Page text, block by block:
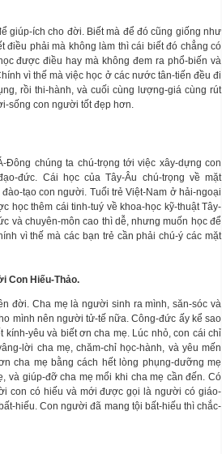
giúp-ích cho đời. Biết mà để đó cũng giống như
điều phải mà không làm thì cái biết đó chẳng có
được điều hay mà không đem ra phổ-biến và
vì thế mà việc học ở các nước tân-tiến đều đi
rồi thi-hành, và cuối cùng lượng-giá cùng rút
sống con người tốt đẹp hơn.
chúng ta chú-trọng tới việc xây-dựng con
đức. Cái học của Tây-Âu chú-trọng về mặt
tạo con người. Tuổi trẻ Việt-Nam ở hải-ngoại
học thêm cái tinh-tuý về khoa-học kỹ-thuật Tây-
và chuyên-môn cao thì dễ, nhưng muốn học để
vì thế mà các bạn trẻ cần phải chú-ý các mặt
Con Hiếu-Thảo.
đời. Cha mẹ là người sinh ra mình, săn-sóc và
mình nên người tử-tế nữa. Công-đức ấy kể sao
yêu và biết ơn cha mẹ. Lúc nhỏ, con cái chỉ
lời cha mẹ, chăm-chỉ học-hành, và yêu mến
cha mẹ bằng cách hết lòng phụng-dưỡng mẹ
và giúp-đỡ cha mẹ mổi khi cha mẹ cần đến. Có
con có hiếu và mới được gọi là người có giáo-
hiếu. Con người đã mang tội bất-hiếu thì chắc-